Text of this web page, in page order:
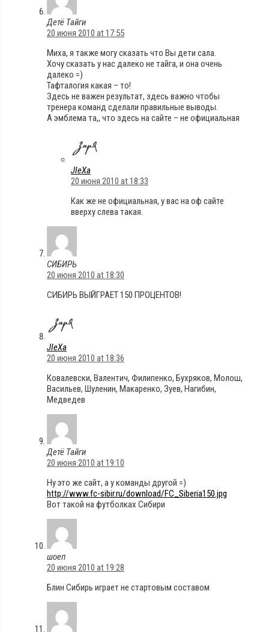
Детё Тайги
20 июня 2010 at 17:55
Миха, я также могу сказать что Вы дети сала.
Хочу сказать у нас далеко не тайга, и она очень
далеко =)
Тафталогия какая – то!
Здесь не важен результат, здесь важно чтобы
тренера команд сделали правильные выводы.
А эмблема та,, что здесь на сайте – не официальная
JIeXa
20 июня 2010 at 18:33
Как же не официальная, у вас на оф сайте
вверху слева такая.
СИБИРЬ
20 июня 2010 at 18:30
СИБИРЬ ВЫЙГРАЕТ 150 ПРОЦЕНТОВ!
JIeXa
20 июня 2010 at 18:36
Ковалевски, Валентич, Филипенко, Бухряков, Молош,
Васильев, Шуленин, Макаренко, Зуев, Нагибин,
Медведев
Детё Тайги
20 июня 2010 at 19:10
Ну это же сайт, а у команды другой =)
http://www.fc-sibir.ru/download/FC_Siberia150.jpg
Вот такой на футболках Сибири
шоеп
20 июня 2010 at 19:28
Блин Сибирь играет не стартовым составом